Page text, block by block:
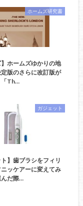
ホームズ研究書
】ホームズゆかりの地
版のさらに改訂版が
「Th…
ガジェット
ト】歯ブラシをフィリ
ッケアーに変えてみ
んだ際…